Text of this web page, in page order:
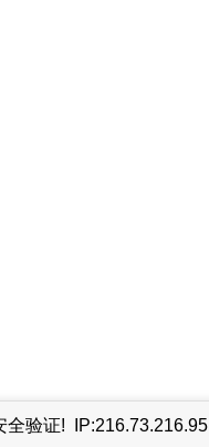
全验证! IP:216.73.216.95